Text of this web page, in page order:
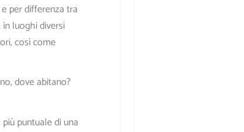
per differenza tra
luoghi diversi
così come
dove abitano?
puntuale di una